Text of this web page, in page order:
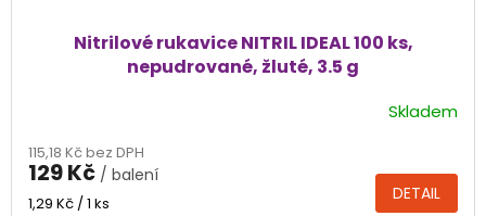
Nitrilové rukavice NITRIL IDEAL 100 ks,
nepudrované, žluté, 3.5 g
produktu
je
4,5
Skladem
115,18 Kč bez DPH
129 Kč / balení
Měrná
1,29 Kč / 1 ks DETAIL